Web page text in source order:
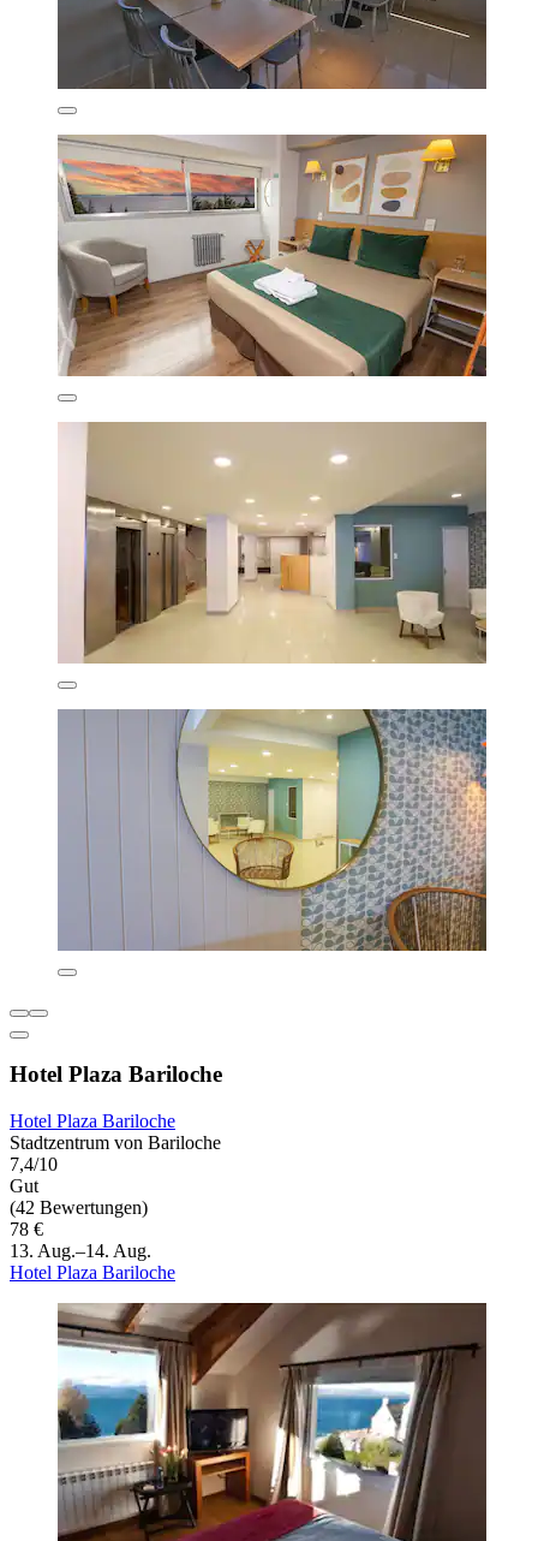
Hotel Plaza Bariloche
Hotel Plaza Bariloche
Stadtzentrum von Bariloche
7,4/10
Gut
(42 Bewertungen)
78 €
13. Aug.–14. Aug.
Hotel Plaza Bariloche